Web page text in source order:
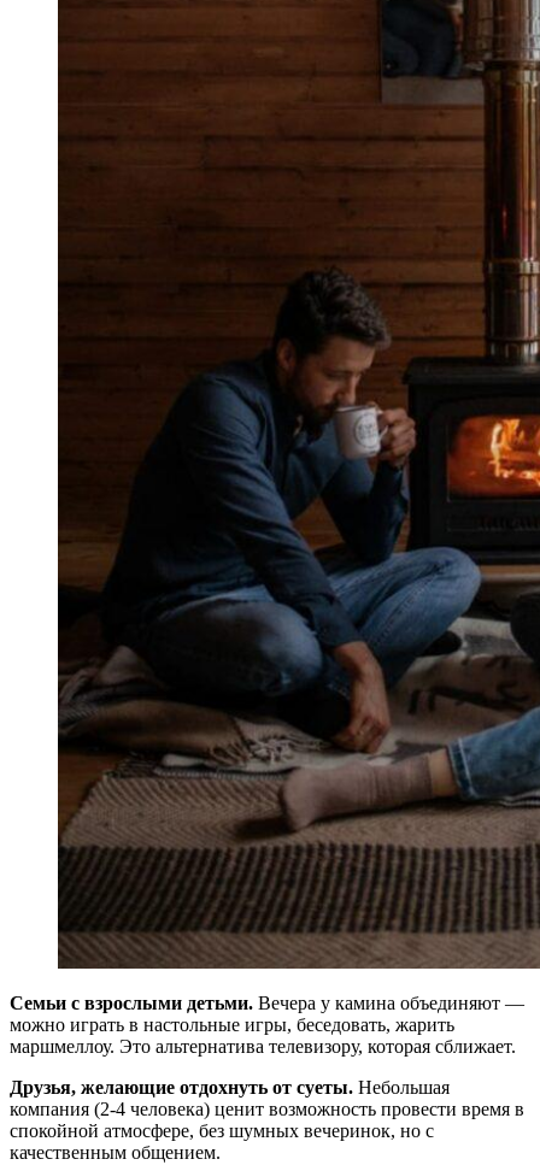
Семьи с взрослыми детьми. Вечера у камина объединяют —
можно играть в настольные игры, беседовать, жарить
маршмеллоу. Это альтернатива телевизору, которая сближает.
Друзья, желающие отдохнуть от суеты. Небольшая
компания (2-4 человека) ценит возможность провести время в
спокойной атмосфере, без шумных вечеринок, но с
качественным общением.